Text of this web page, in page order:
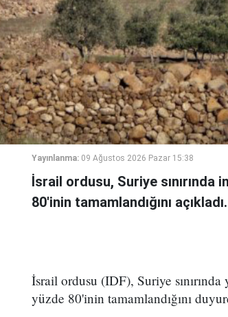
Yayınlanma: 09 Ağustos 2026 Pazar 15:38
İsrail ordusu, Suriye
80'inin tamamlandığını açıkladı.
İsrail ordusu (IDF), Suriye
yüzde 80'inin tamamlandığını